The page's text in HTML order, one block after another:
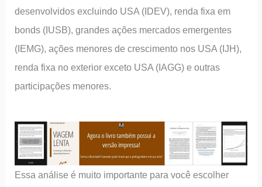
desenvolvidos excluindo USA (IDEV), renda fixa em
bonds (IUSB), grandes ações mercados emergentes
(IEMG), ações menores de crescimento nos USA (IJH),
renda fixa no exterior exceto USA (IAGG) e outras
participações menores.
Essa análise é muito importante para você escolher